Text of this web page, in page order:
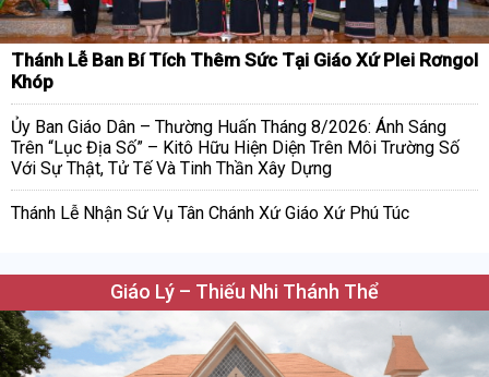
Thánh Lễ Ban Bí Tích Thêm Sức Tại Giáo Xứ Plei Rơngol
Khóp
Ủy Ban Giáo Dân – Thường Huấn Tháng 8/2026: Ánh Sáng
Trên “Lục Địa Số” – Kitô Hữu Hiện Diện Trên Môi Trường Số
Với Sự Thật, Tử Tế Và Tinh Thần Xây Dựng
Thánh Lễ Nhận Sứ Vụ Tân Chánh Xứ Giáo Xứ Phú Túc
Giáo Lý – Thiếu Nhi Thánh Thể